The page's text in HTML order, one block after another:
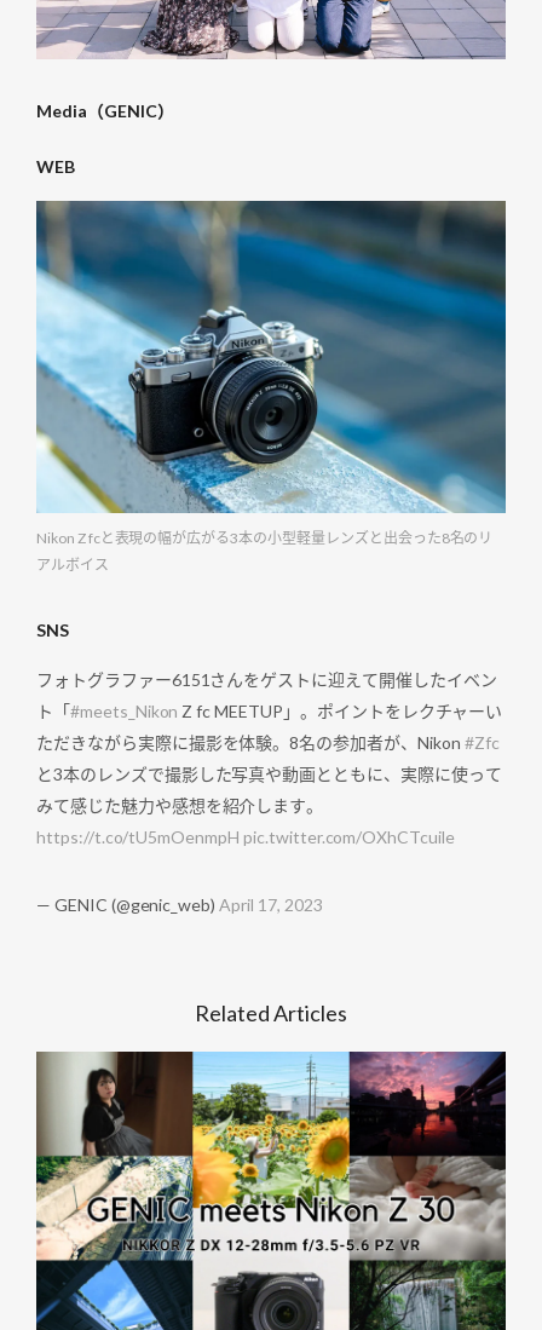
Media（GENIC）
WEB
Nikon Z fcと表現の幅が広がる3本の小型軽量レンズと出会った8名のリ
アルボイス
SNS
フォトグラファー6151さんをゲストに迎えて開催したイベン
ト「 #meets_Nikon Z fc MEETUP」。ポイントをレクチャーい
ただきながら実際に撮影を体験。8名の参加者が、Nikon #Zfc
と3本のレンズで撮影した写真や動画とともに、実際に使って
みて感じた魅力や感想を紹介します。
https://t.co/tU5mOenmpH pic.twitter.com/OXhCTcuile
— GENIC (@genic_web)April 17, 2023
Related Articles